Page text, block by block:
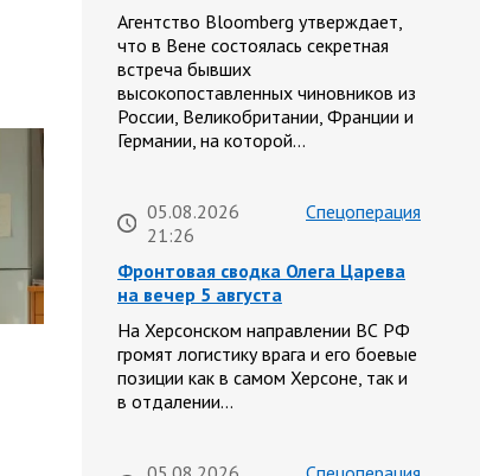
Агентство Bloomberg утверждает,
что в Вене состоялась секретная
встреча бывших
высокопоставленных чиновников из
России, Великобритании, Франции и
Германии, на которой…
05.08.2026
21:26
Спецоперация
Фронтовая сводка Олега Царева
на вечер 5 августа
На Херсонском направлении ВС РФ
громят логистику врага и его боевые
позиции как в самом Херсоне, так и
в отдалении…